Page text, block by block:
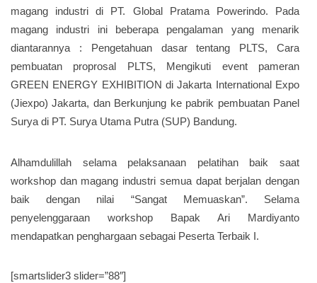
magang industri di PT. Global Pratama Powerindo. Pada
magang industri ini beberapa pengalaman yang menarik
diantarannya : Pengetahuan dasar tentang PLTS, Cara
pembuatan proprosal PLTS, Mengikuti event pameran
GREEN ENERGY EXHIBITION di Jakarta International Expo
(Jiexpo) Jakarta, dan Berkunjung ke pabrik pembuatan Panel
Surya di PT. Surya Utama Putra (SUP) Bandung.
Alhamdulillah selama pelaksanaan pelatihan baik saat
workshop dan magang industri semua dapat berjalan dengan
baik dengan nilai “Sangat Memuaskan”. Selama
penyelenggaraan workshop Bapak Ari Mardiyanto
mendapatkan penghargaan sebagai Peserta Terbaik I.
[smartslider3 slider=”88″]